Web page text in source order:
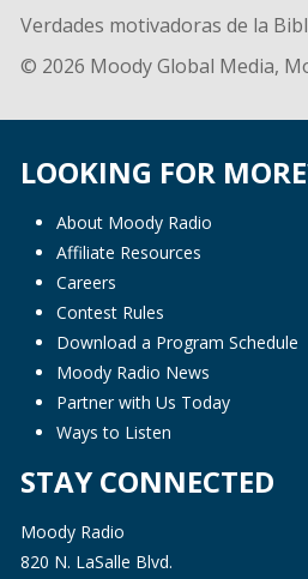
Verdades motivadoras de la
© 2026 Moody Global Media,
LOOKING FOR
About Moody Radio
Affiliate Resources
Careers
Contest Rules
Download a Program Schedule
Moody Radio News
Partner with Us Today
Ways to Listen
STAY CONNECTED
Moody Radio
820 N. LaSalle Blvd.